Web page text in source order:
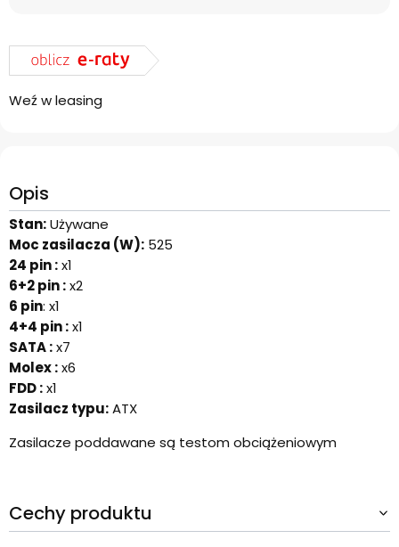
Weź w leasing
Opis
Stan:Używane
Moc zasilacza (W): 525
24 pin :x1
6+2 pin :x2
6 pin: x1
4+4 pin :x1
SATA :x7
Molex :x6
FDD :x1
Zasilacz typu:ATX
Zasilacze poddawane są testom obciążeniowym
Cechy produktu